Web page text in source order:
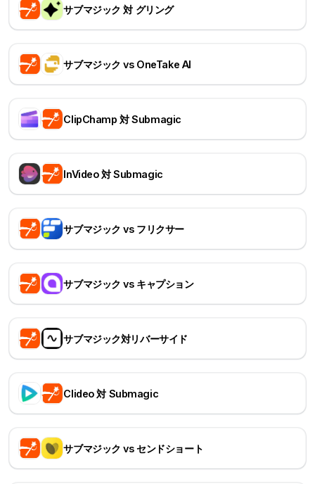
サブマジック 対 グリング
サブマジック vs OneTake AI
ClipChamp 対 Submagic
InVideo 対 Submagic
サブマジック vs フリクサー
サブマジック vs キャプション
サブマジック対リバーサイド
Clideo 対 Submagic
サブマジック vs センドショート